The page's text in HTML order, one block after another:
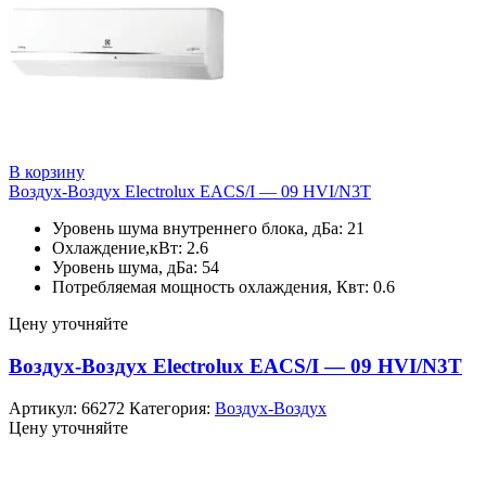
В корзину
Воздух-Воздух Electrolux EACS/I — 09 HVI/N3T
Уровень шума внутреннего блока, дБа: 21
Охлаждение,кВт: 2.6
Уровень шума, дБа: 54
Потребляемая мощность охлаждения, Квт: 0.6
Цену уточняйте
Воздух-Воздух Electrolux EACS/I — 09 HVI/N3T
Артикул: 66272 Категория: Воздух-Воздух
Цену уточняйте